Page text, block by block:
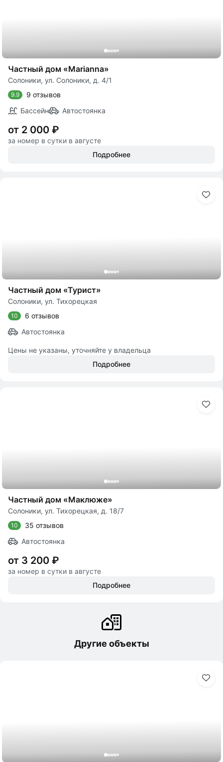
Частный дом «Marianna»
Солоники, ул. Солоники, д. 4/1
9.9
9 отзывов
Бассейн
Автостоянка
от 2 000 ₽
за номер в сутки в августе
Подробнее
Частный дом «Турист»
Солоники, ул. Тихорецкая
10
6 отзывов
Автостоянка
Цены не указаны, уточняйте у владельца
Подробнее
Частный дом «Маклюже»
Солоники, ул. Тихорецкая, д. 18/7
10
35 отзывов
Автостоянка
от 3 200 ₽
за номер в сутки в августе
Подробнее
Другие объекты